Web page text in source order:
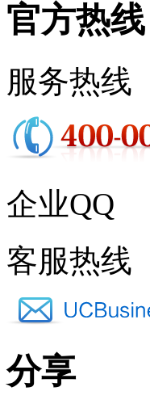
官方热线
服务热线
企业QQ
客服热线
分享